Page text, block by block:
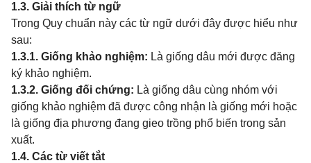
1.3. Giải thích từ ngữ
Trong Quy chuẩn này các từ ngữ dưới đây được hiểu như
sau:
1.3.1. Giống khảo nghiệm: Là giống dâu mới được đăng
ký khảo nghiệm.
1.3.2. Giống đối chứng: Là giống dâu cùng nhóm với
giống khảo nghiệm đã được công nhận là giống mới hoặc
là giống địa phương đang gieo trồng phổ biến trong sản
xuất.
1.4. Các từ viết tắt